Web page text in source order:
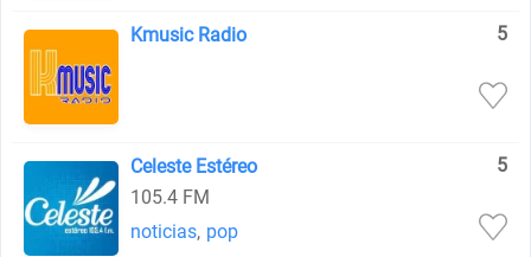
Kmusic Radio 5
Celeste Estéreo
5
105.4 FM
noticias, pop